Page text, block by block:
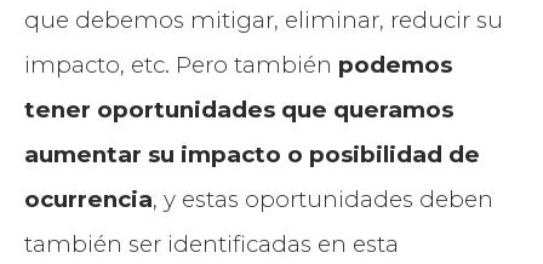
que debemos mitigar, eliminar, reducir su
impacto, etc. Pero también podemos
tener oportunidades que queramos
aumentar su impacto o posibilidad de
ocurrencia, y estas oportunidades deben
también ser identificadas en esta